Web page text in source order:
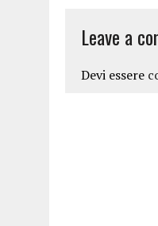
Leave a
Devi essere